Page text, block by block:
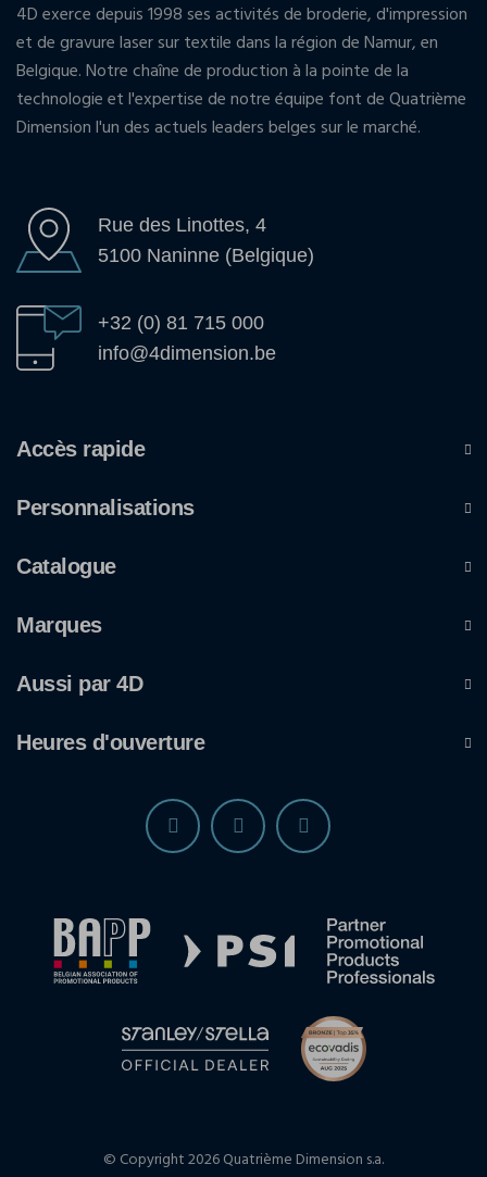
4D exerce depuis 1998 ses activités de broderie, d'impression
et de gravure laser sur textile dans la région de Namur, en
Belgique. Notre chaîne de production à la pointe de la
technologie et l'expertise de notre équipe font de Quatrième
Dimension l'un des actuels leaders belges sur le marché.
Rue des Linottes, 4
5100 Naninne (Belgique)
+32 (0) 81 715 000
info@4dimension.be
Accès rapide
Personnalisations
Catalogue
Marques
Aussi par 4D
Heures d'ouverture
© Copyright 2026 Quatrième Dimension s.a.